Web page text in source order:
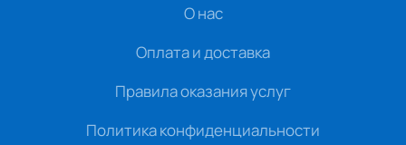
О нас
Оплата и доставка
Правила оказания услуг
Политика конфиденциальности